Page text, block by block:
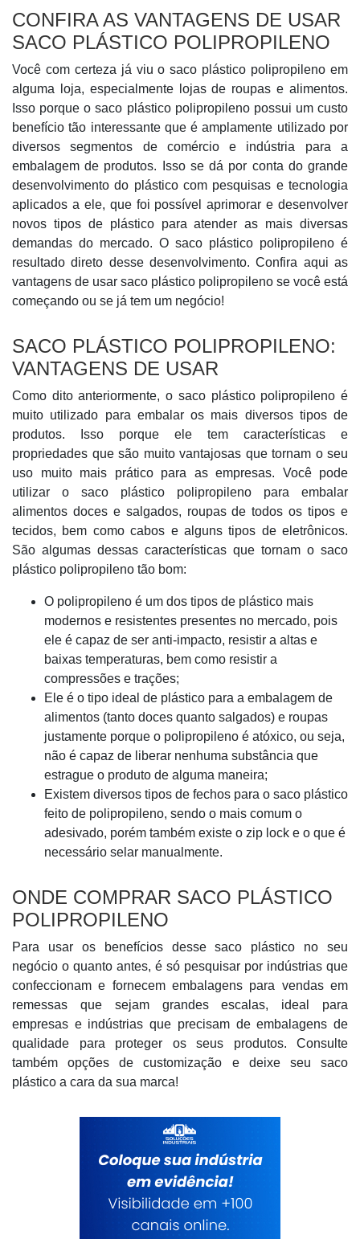
CONFIRA AS VANTAGENS DE USAR
SACO PLÁSTICO POLIPROPILENO
Você com certeza já viu o saco plástico polipropileno em
alguma loja, especialmente lojas de roupas e alimentos.
Isso porque o saco plástico polipropileno possui um custo
benefício tão interessante que é amplamente utilizado por
diversos segmentos de comércio e indústria para a
embalagem de produtos. Isso se dá por conta do grande
desenvolvimento do plástico com pesquisas e tecnologia
aplicados a ele, que foi possível aprimorar e desenvolver
novos tipos de plástico para atender as mais diversas
demandas do mercado. O saco plástico polipropileno é
resultado direto desse desenvolvimento. Confira aqui as
vantagens de usar saco plástico polipropileno se você está
começando ou se já tem um negócio!
SACO PLÁSTICO POLIPROPILENO:
VANTAGENS DE USAR
Como dito anteriormente, o saco plástico polipropileno é
muito utilizado para embalar os mais diversos tipos de
produtos. Isso porque ele tem características e
propriedades que são muito vantajosas que tornam o seu
uso muito mais prático para as empresas. Você pode
utilizar o saco plástico polipropileno para embalar
alimentos doces e salgados, roupas de todos os tipos e
tecidos, bem como cabos e alguns tipos de eletrônicos.
São algumas dessas características que tornam o saco
plástico polipropileno tão bom:
O polipropileno é um dos tipos de plástico mais
modernos e resistentes presentes no mercado, pois
ele é capaz de ser anti-impacto, resistir a altas e
baixas temperaturas, bem como resistir a
compressões e trações;
Ele é o tipo ideal de plástico para a embalagem de
alimentos (tanto doces quanto salgados) e roupas
justamente porque o polipropileno é atóxico, ou seja,
não é capaz de liberar nenhuma substância que
estrague o produto de alguma maneira;
Existem diversos tipos de fechos para o saco plástico
feito de polipropileno, sendo o mais comum o
adesivado, porém também existe o zip lock e o que é
necessário selar manualmente.
ONDE COMPRAR SACO PLÁSTICO
POLIPROPILENO
Para usar os benefícios desse saco plástico no seu
negócio o quanto antes, é só pesquisar por indústrias que
confeccionam e fornecem embalagens para vendas em
remessas que sejam grandes escalas, ideal para
empresas e indústrias que precisam de embalagens de
qualidade para proteger os seus produtos. Consulte
também opções de customização e deixe seu saco
plástico a cara da sua marca!